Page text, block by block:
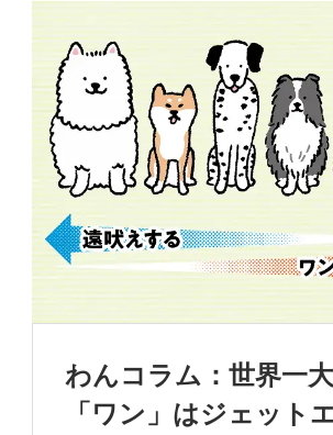
わんコラム：世界一
「ワン」はジェット